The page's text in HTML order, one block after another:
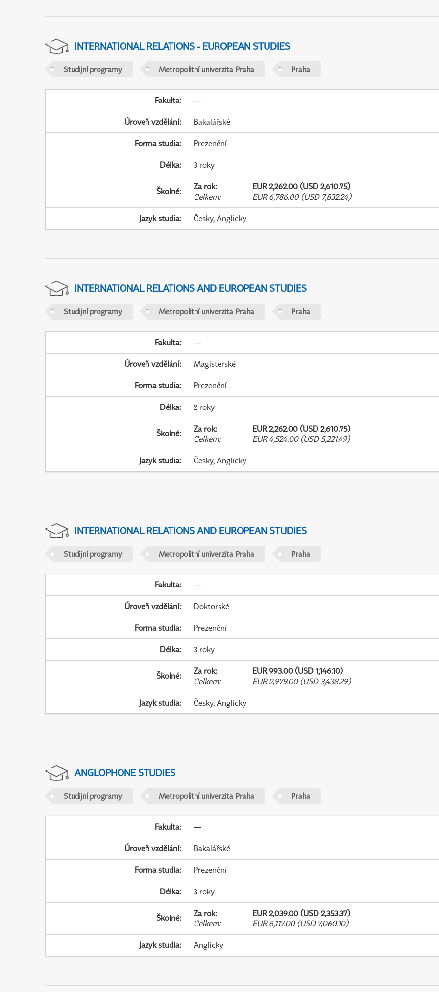
INTERNATIONAL RELATIONS - EUROPEAN STUDIES
Studijní programy Metropolitní univerzita Praha Praha
Fakulta: —
Úroveň vzdělání: Bakalářské
Forma studia: Prezenční
Délka: 3 roky
Školné: Za rok:
EUR 2,262.00 (USD 2,610.75)
Celkem: EUR 6,786.00 (USD 7,832.24)
Jazyk studia: Česky, Anglicky
INTERNATIONAL RELATIONS AND EUROPEAN STUDIES
Studijní programy Metropolitní univerzita Praha Praha
Fakulta: —
Úroveň vzdělání: Magisterské
Forma studia: Prezenční
Délka: 2 roky
Školné: Za rok:
EUR 2,262.00 (USD 2,610.75)
Celkem: EUR 4,524.00 (USD 5,221.49)
Jazyk studia: Česky, Anglicky
INTERNATIONAL RELATIONS AND EUROPEAN STUDIES
Studijní programy Metropolitní univerzita Praha Praha
Fakulta: —
Úroveň vzdělání: Doktorské
Forma studia: Prezenční
Délka: 3 roky
Školné: Za rok:
EUR 993.00 (USD 1,146.10)
Celkem: EUR 2,979.00 (USD 3,438.29)
Jazyk studia: Česky, Anglicky
ANGLOPHONE STUDIES
Studijní programy Metropolitní univerzita Praha Praha
Fakulta: —
Úroveň vzdělání: Bakalářské
Forma studia: Prezenční
Délka: 3 roky
Školné: Za rok:
EUR 2,039.00 (USD 2,353.37)
Celkem: EUR 6,117.00 (USD 7,060.10)
Jazyk studia: Anglicky